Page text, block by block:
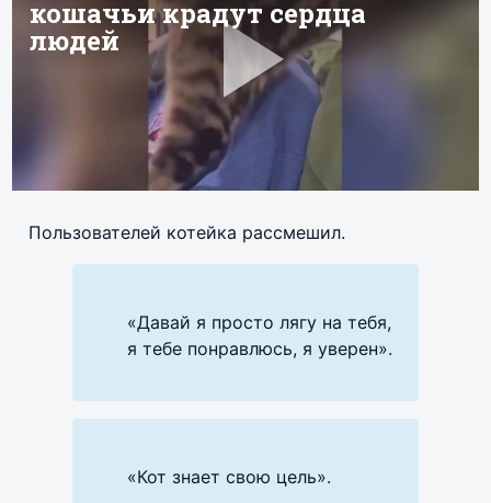
Пользователей котейка рассмешил.
«Давай я просто лягу на тебя,
я тебе понравлюсь, я уверен».
«Кот знает свою цель».